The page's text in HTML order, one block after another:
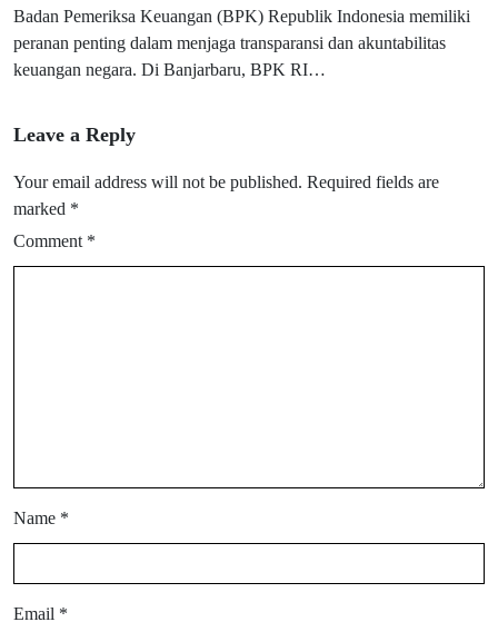
Badan Pemeriksa Keuangan (BPK) Republik Indonesia memiliki
peranan penting dalam menjaga transparansi dan akuntabilitas
keuangan negara. Di Banjarbaru, BPK RI…
Leave a Reply
Your email address will not be published. Required fields are
marked *
Comment *
Name *
Email *